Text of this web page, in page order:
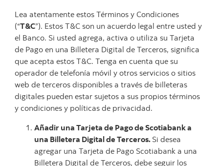
Lea atentamente estos Términos y Condiciones
(“T&C”). Estos T&C son un acuerdo legal entre usted y
el Banco. Si usted agrega, activa o utiliza su Tarjeta
de Pago en una Billetera Digital de Terceros, significa
que acepta estos T&C. Tenga en cuenta que su
operador de telefonía móvil y otros servicios o sitios
web de terceros disponibles a través de billeteras
digitales pueden estar sujetos a sus propios términos
y condiciones y políticas de privacidad.
Añadir una Tarjeta de Pago de Scotiabank a
una Billetera Digital de Terceros. Si desea
agregar una Tarjeta de Pago Scotiabank a una
Billetera Digital de Terceros, debe seguir los